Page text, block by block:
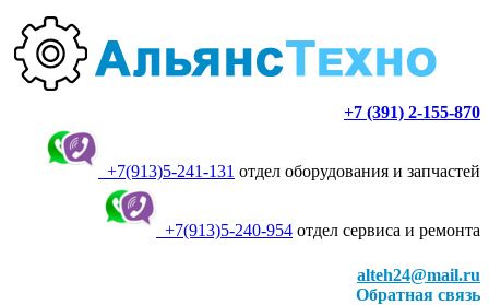
+7 (391) 2-155-870
+7(913)5-241-131 отдел оборудования и запчастей
+7(913)5-240-954 отдел сервиса и ремонта
alteh24@mail.ru
Обратная связь